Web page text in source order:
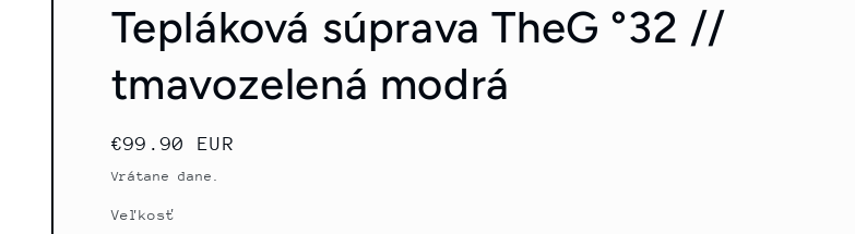
Tepláková súprava TheG °32 //
tmavozelená modrá
Normálna
cena
€99.90 EUR
Vrátane dane.
Veľkosť